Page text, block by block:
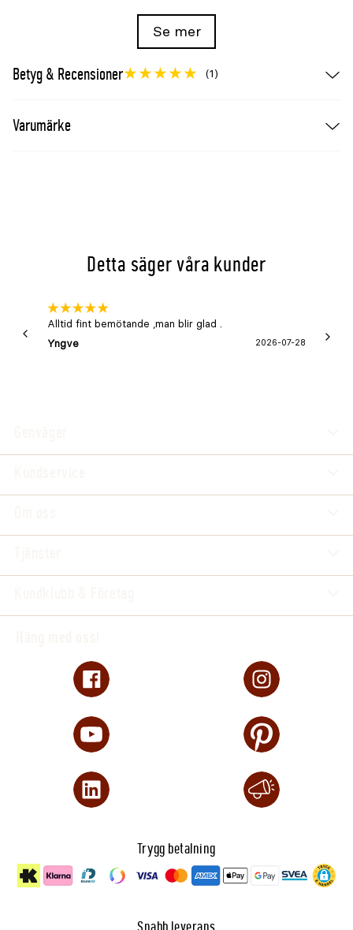
klick. Kontrollera slangdimension och kranens
gänga före köp. Premiumdelar har en robust
kombination av metall och plast, medan
standarddelarna ger samma systemkompatibilitet
för vanlig trädgårdsbevattning.
Dimension:
Se mer
Betyg & Recensioner (1)
Varumärke
Detta säger våra kunder
Alltid fint bemötande ,man blir glad .
Yngve
2026-07-28
Trygg betalning
Snabb leverans